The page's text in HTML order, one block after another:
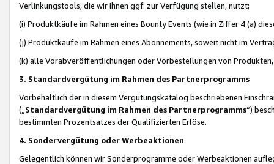
Verlinkungstools, die wir Ihnen ggf. zur Verfügung stellen, nutzt;
(i) Produktkäufe im Rahmen eines Bounty Events (wie in Ziffer 4 (a)
(j) Produktkäufe im Rahmen eines Abonnements, soweit nicht im
(k) alle Vorabveröffentlichungen oder Vorbestellungen von
3. Standardvergütung im Rahmen des Partnerprogramms
Vorbehaltlich der in diesem Vergütungskatalog beschriebenen
(„ Standardvergütung im Rahmen des Partnerprogramms“)
bestimmten Prozentsatzes der Qualifizierten Erlöse.
4. Sondervergütung oder Werbeaktionen
Gelegentlich können wir Sonderprogramme oder Werbeaktionen